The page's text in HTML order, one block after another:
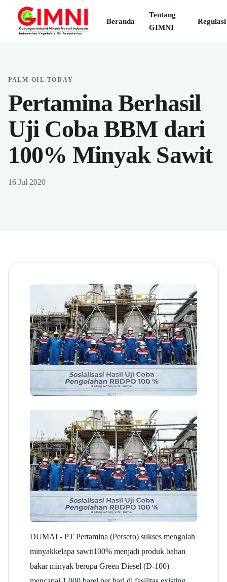
Beranda
Tentang
GIMNI
Regulasi
PALM OIL TODAY
Pertamina Berhasil
Uji Coba BBM dari
100% Minyak Sawit
16 Jul 2020
DUMAI - PT Pertamina (Persero) sukses mengolah
minyakkelapa sawit100% menjadi produk bahan
bakar minyak berupa Green Diesel (D-100)